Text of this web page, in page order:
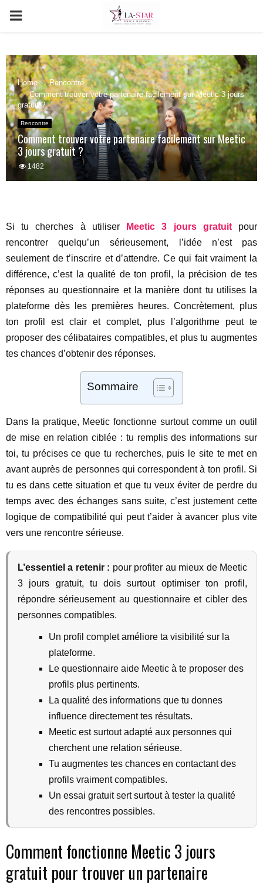
PRIMARY
Home
Rencontre
Comment trouver votre partenaire facilement sur Meetic 3 jours
gratuit ?
Rencontre
Comment trouver votre partenaire facilement sur Meetic
3 jours gratuit ?
1482
Si tu cherches à utiliser Meetic 3 jours gratuitpour
rencontrer quelqu’un sérieusement, l’idée n’est pas
seulement de t’inscrire et d’attendre. Ce qui fait vraiment la
différence, c’est la qualité de ton profil, la précision de tes
réponses au questionnaire et la manière dont tu utilises la
plateforme dès les premières heures. Concrètement, plus
ton profil est clair et complet, plus l’algorithme peut te
proposer des célibataires compatibles, et plus tu augmentes
tes chances d’obtenir des réponses.
Sommaire
Dans la pratique, Meetic fonctionne surtout comme un outil
de mise en relation ciblée : tu remplis des informations sur
toi, tu précises ce que tu recherches, puis le site te met en
avant auprès de personnes qui correspondent à ton profil. Si
tu es dans cette situation et que tu veux éviter de perdre du
temps avec des échanges sans suite, c’est justement cette
logique de compatibilité qui peut t’aider à avancer plus vite
vers une rencontre sérieuse.
L’essentiel a retenir : pour profiter au mieux de Meetic
3 jours gratuit, tu dois surtout optimiser ton profil,
répondre sérieusement au questionnaire et cibler des
personnes compatibles.
Un profil complet améliore ta visibilité sur la
plateforme.
Le questionnaire aide Meetic à te proposer des
profils plus pertinents.
La qualité des informations que tu donnes
influence directement tes résultats.
Meetic est surtout adapté aux personnes qui
cherchent une relation sérieuse.
Tu augmentes tes chances en contactant des
profils vraiment compatibles.
Un essai gratuit sert surtout à tester la qualité
des rencontres possibles.
Comment fonctionne Meetic 3 jours
gratuit pour trouver un partenaire